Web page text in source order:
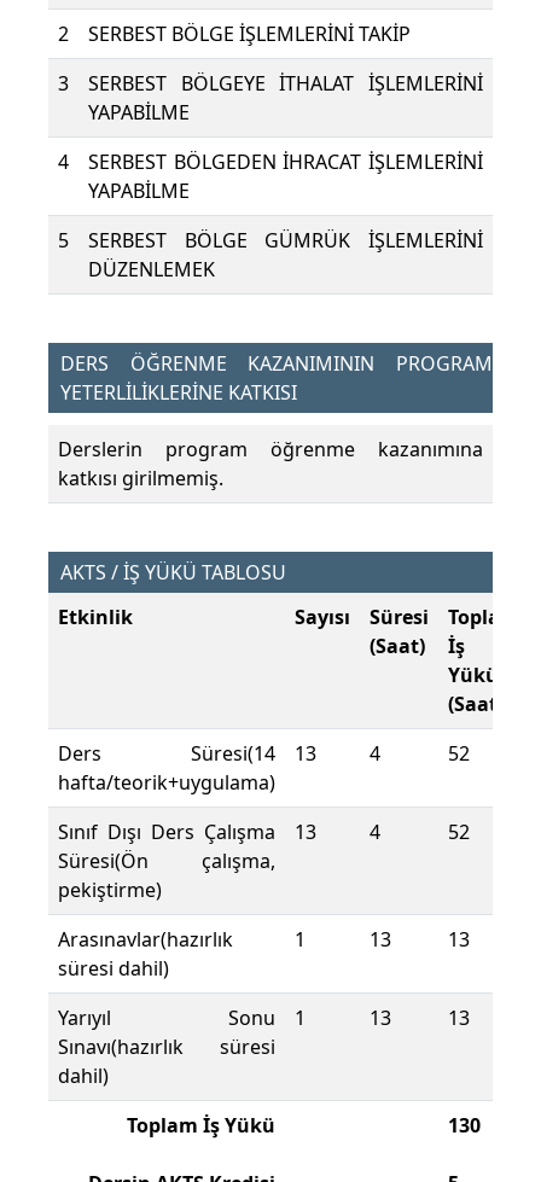
2
SERBEST BÖLGE İŞLEMLERİNİ TAKİP
3
SERBEST BÖLGEYE İTHALAT İŞLEMLERİNİ
YAPABİLME
4
SERBEST BÖLGEDEN İHRACAT İŞLEMLERİNİ
YAPABİLME
5
SERBEST BÖLGE GÜMRÜK İŞLEMLERİNİ
DÜZENLEMEK
DERS ÖĞRENME KAZANIMININ PROGRAM
YETERLİLİKLERİNE KATKISI
Derslerin program öğrenme kazanımına
katkısı girilmemiş.
AKTS / İŞ YÜKÜ TABLOSU
Etkinlik
Sayısı
Süresi
(Saat)
Toplam
İş
Yükü
(Saat)
Ders Süresi(14
hafta/teorik+uygulama)
13 4 52
Sınıf Dışı Ders Çalışma
Süresi(Ön çalışma,
pekiştirme)
13 4 52
Arasınavlar(hazırlık
süresi dahil)
1 13 13
Yarıyıl Sonu
Sınavı(hazırlık süresi
dahil)
1 13 13
Toplam İş Yükü 130